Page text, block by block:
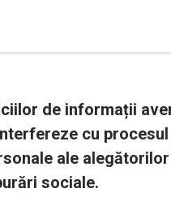
de informații
cu
ale
sociale.